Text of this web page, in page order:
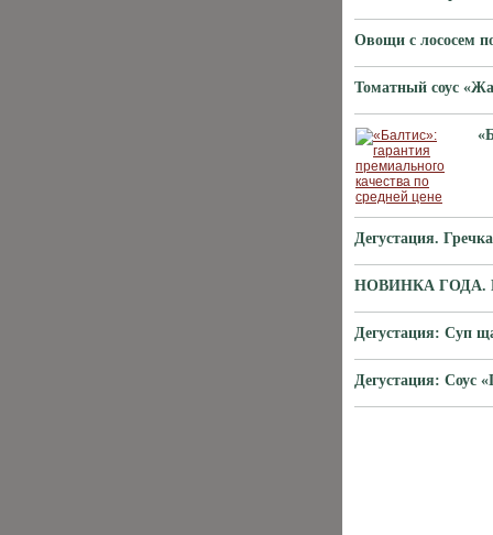
Овощи с лососем
Томатный соус
Дегустация.
НОВИНКА ГОДА.
Дегустация: Суп
Дегустация: Соус